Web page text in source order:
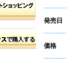
発売日
価格